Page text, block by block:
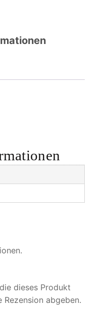
dieses Produkt
abgeben.